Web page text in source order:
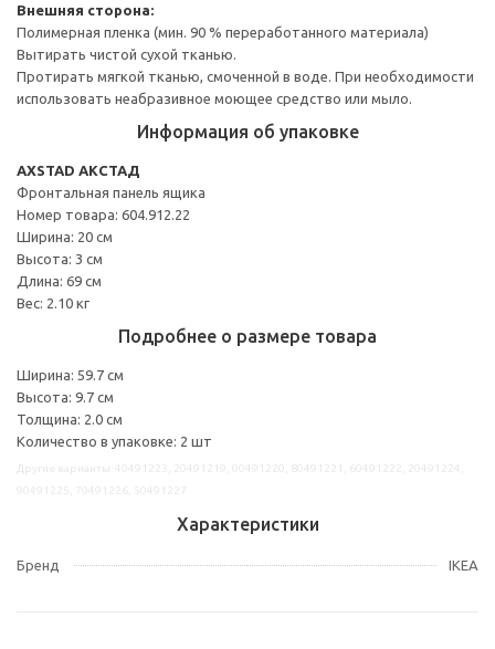
Внешняя сторона:
Полимерная пленка (мин. 90 % переработанного материала)
Вытирать чистой сухой тканью.
Протирать мягкой тканью, смоченной в воде. При необходимости
использовать неабразивное моющее средство или мыло.
Информация об упаковке
AXSTAD АКСТАД
Фронтальная панель ящика
Номер товара: 604.912.22
Ширина: 20 см
Высота: 3 см
Длина: 69 см
Вес: 2.10 кг
Подробнее о размере товара
Ширина: 59.7 см
Высота: 9.7 см
Толщина: 2.0 см
Количество в упаковке: 2 шт
Характеристики
Бренд IKEA